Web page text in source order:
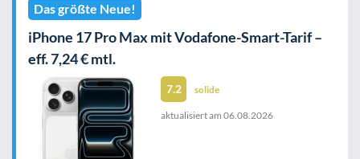
Das größte Neue!
iPhone 17 Pro Max mit Vodafone-Smart-Tarif –
eff. 7,24 € mtl.
7.2 solide
aktualisiert am 06.08.2026